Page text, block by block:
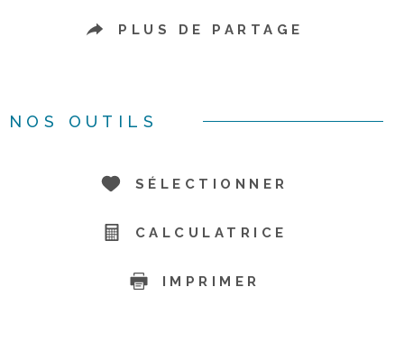
PLUS DE PARTAGE
NOS OUTILS
SÉLECTIONNER
CALCULATRICE
IMPRIMER